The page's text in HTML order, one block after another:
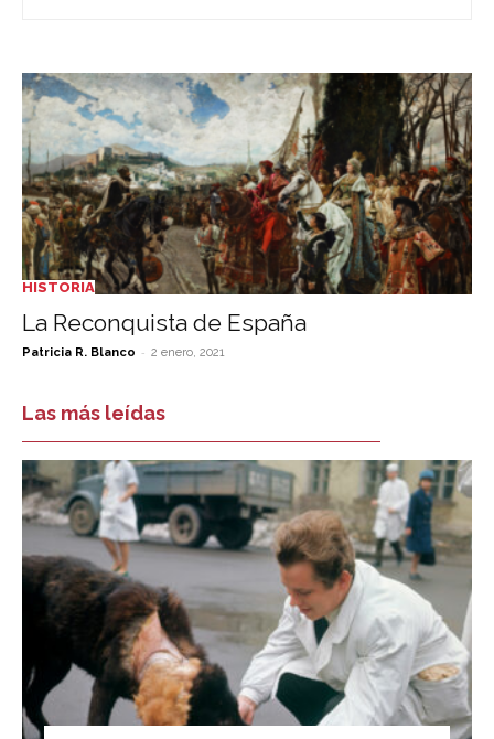
HISTORIA
La Reconquista de España
Patricia R. Blanco - 2 enero, 2021
Las más leídas